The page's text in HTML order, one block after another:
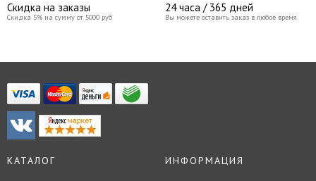
Скидка на заказы
Скидка 5% на сумму от 5000 руб
24 часа / 365 дней
Вы можете оставить заказ в любое время
КАТАЛОГ ИНФОРМАЦИЯ